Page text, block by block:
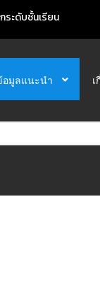
ระดับชั้นเรียน
มูลแนะนำ